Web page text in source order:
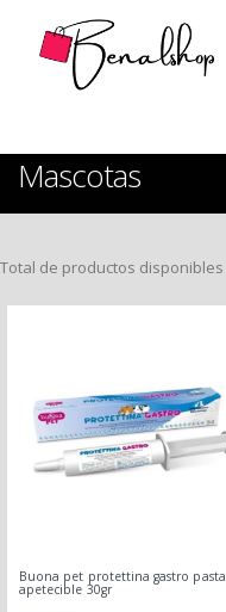
Mascotas
Total de productos disponibles
Buona pet protettina gastro pasta
apetecible 30gr